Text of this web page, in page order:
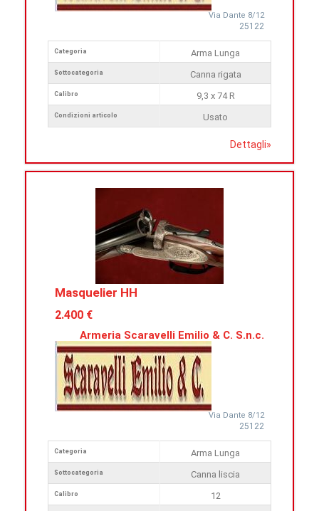
Via Dante 8/12
25122
Categoria
Sottocategoria
Calibro
Condizioni articolo
Arma Lunga
Canna rigata
9,3 x 74 R
Usato
Dettagli»
Masquelier HH
2.400 €
Armeria Scaravelli Emilio & C. S.n.c.
Via Dante 8/12
25122
Categoria
Sottocategoria
Calibro
Arma Lunga
Canna liscia
12